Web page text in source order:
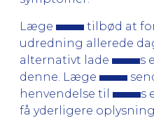
Læge
tilbød at
udredning allerede
alternativt lade
s
denne. Læge
henvendelse til
s
få yderligere